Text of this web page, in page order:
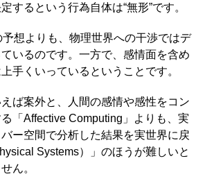
するという行為自体は“無形”です。
想よりも、物理世界への干渉ではデ
いるのです。一方で、感情面を含め
手くいっているということです。
ば案外と、人間の感情や感性をコン
「Affective Computing」よりも、実
ー空間で分析した結果を実世界に戻
Systems）」のほうが難しいと
ん。